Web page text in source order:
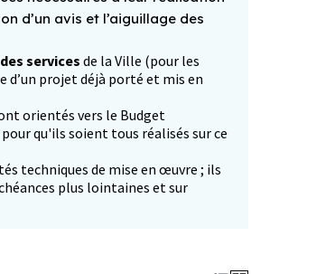
d’un avis et l’aiguillage des
services de la Ville (pour les
d’un projet déjà porté et mis en
orientés vers le Budget
qu'ils soient tous réalisés sur ce
techniques de mise en œuvre ; ils
plus lointaines et sur